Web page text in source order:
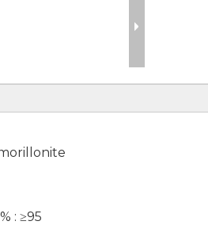
: ≥95